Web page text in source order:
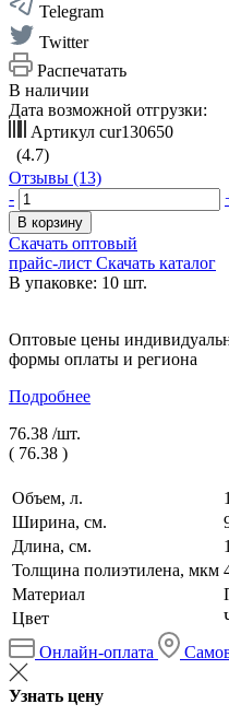
Telegram
Twitter
Распечатать
В наличии
Дата возможной отгрузки:
Артикул cur130650
(4.7)
Отзывы (13)
-
В корзину
Скачать оптовый
прайс-лист Скачать каталог
В упаковке: 10 шт.
Оптовые цены
формы оплаты и региона
Подробнее
76.38 /шт.
( 76.38 )
Объем, л.
Ширина, см.
Длина, см.
Толщина полиэтилена, мкм
Материал
Цвет
Онлайн-оплата
Узнать цену